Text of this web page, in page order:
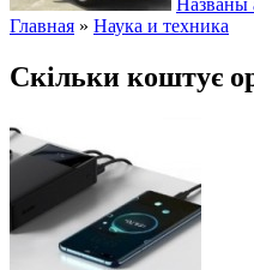
Названы
Главная » Наука и техника
Скільки коштує